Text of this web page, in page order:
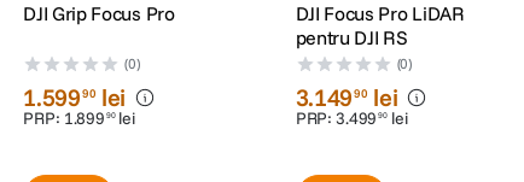
DJI Grip Focus Pro
(0)
1.59990 lei
PRP: 1.899 90 lei
DJI Focus Pro LiDAR
pentru DJI RS
(0)
3.14990 lei
PRP: 3.499 90 lei